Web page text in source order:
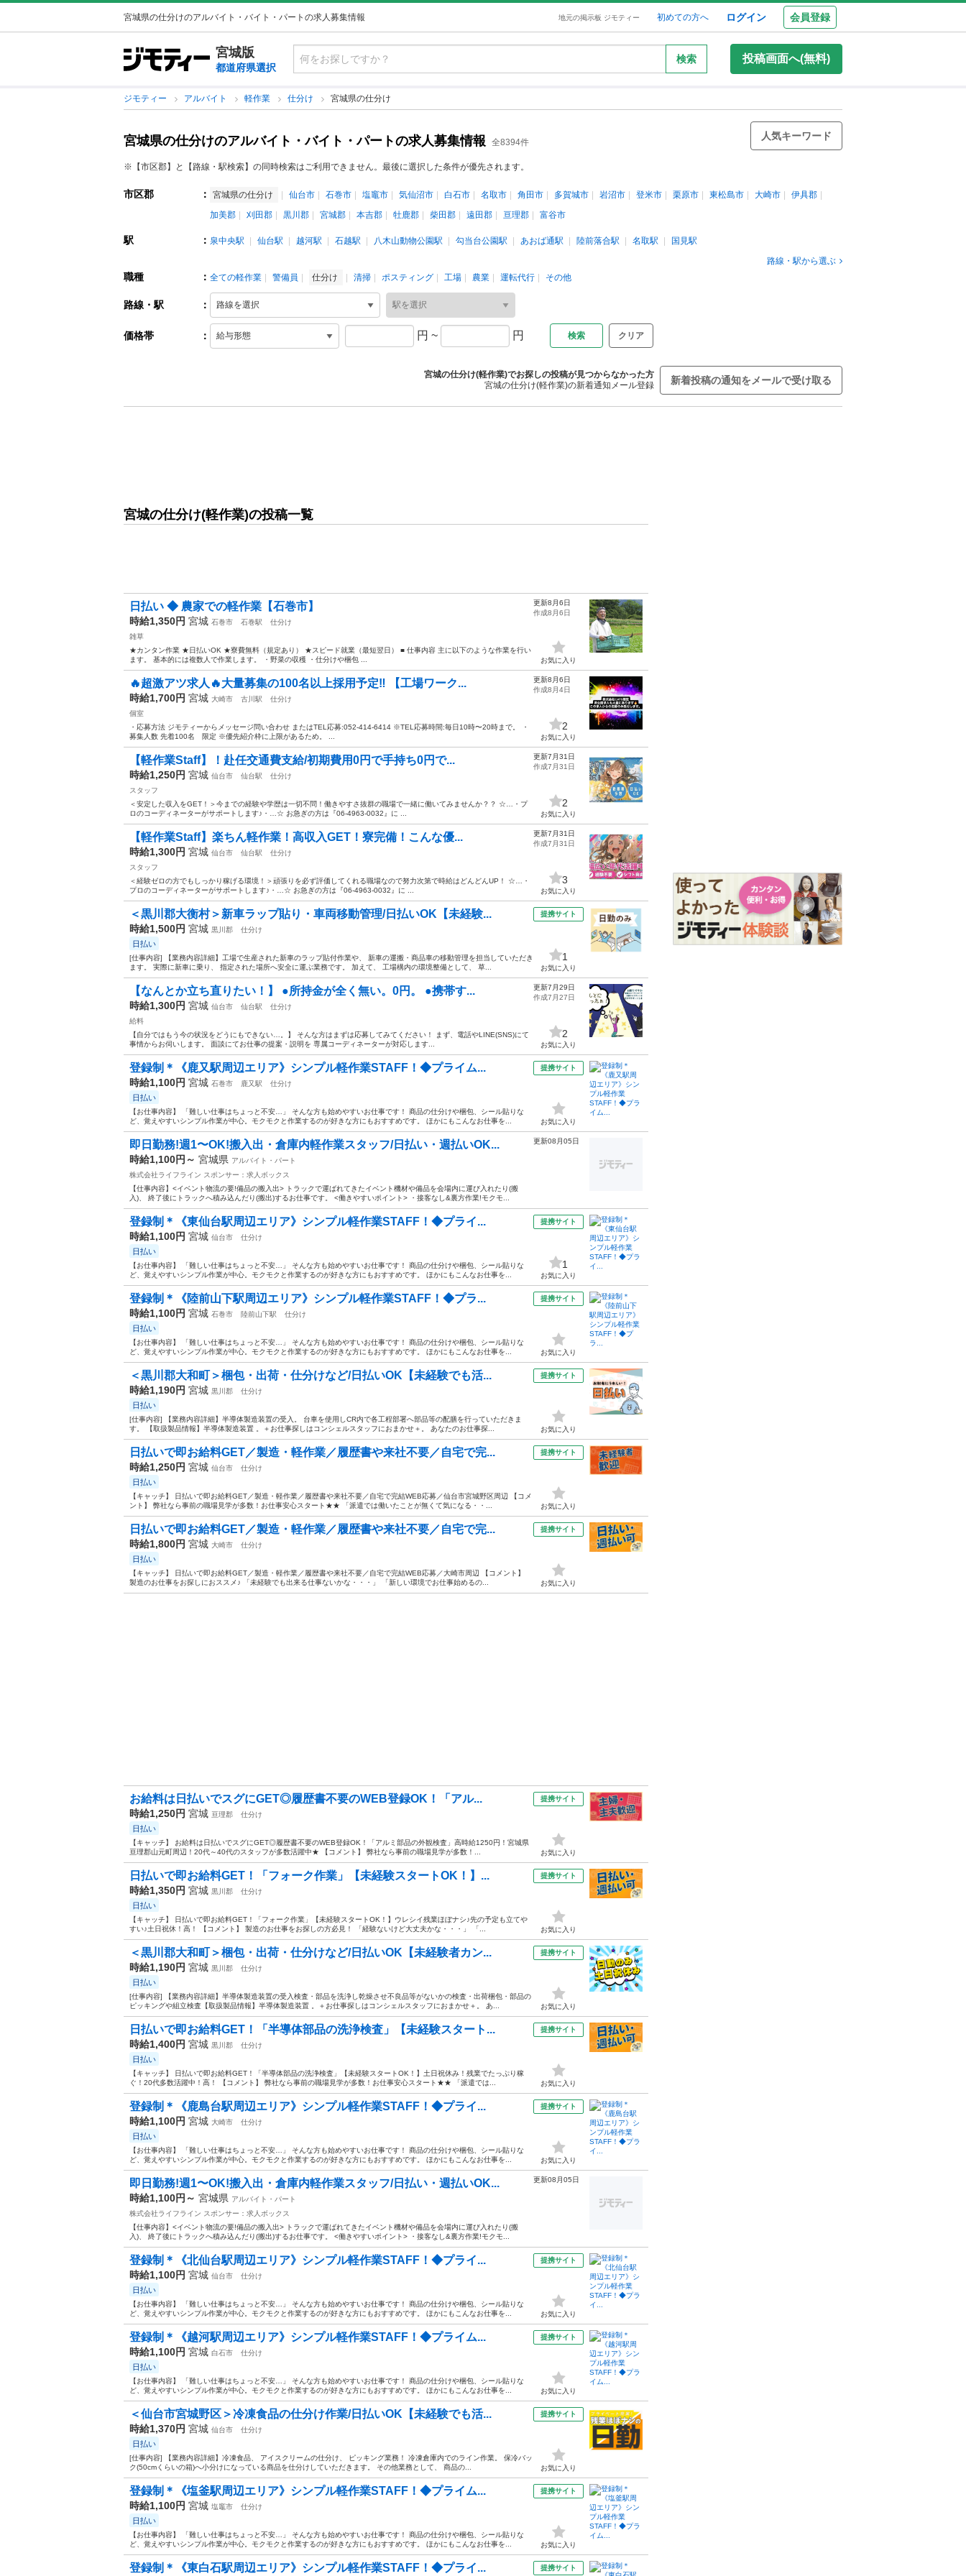
宮城県の仕分けのアルバイト・バイト・パートの求人募集情報 地元の掲示板 ジモティー 初めての方へ ログイン 会員登録
宮城版
都道府県選択
検索 投稿画面へ(無料)
ジモティー アルバイト 軽作業 仕分け 宮城県の仕分け
宮城県の仕分けのアルバイト・バイト・パートの求人募集情報 全8394件
人気キーワード
※【市区郡】と【路線・駅検索】の同時検索はご利用できません。最後に選択した条件が優先されます。
市区郡 ： 宮城県の仕分け 仙台市 石巻市 塩竈市 気仙沼市 白石市 名取市 角田市 多賀城市 岩沼市 登米市 栗原市 東松島市 大崎市
伊具郡
加美郡
刈田郡 黒川郡 宮城郡 本吉郡 牡鹿郡 柴田郡 遠田郡 亘理郡 富谷市
駅 ： 泉中央駅 仙台駅 越河駅 石越駅 八木山動物公園駅 勾当台公園駅 あおば通駅 陸前落合駅 名取駅
国見駅
路線・駅から選ぶ
職種 ： 全ての軽作業 警備員 仕分け 清掃 ポスティング 工場 農業 運転代行 その他
路線・駅 ：
価格帯 ： 円 ~ 円 クリア
宮城の仕分け(軽作業)でお探しの投稿が見つからなかった方
宮城の仕分け(軽作業)の新着通知メール登録
新着投稿の通知をメールで受け取る
宮城の仕分け(軽作業)の投稿一覧
日払い ◆ 農家での軽作業【石巻市】
時給1,350円 宮城 石巻市 石巻駅
仕分け
雑草
★カンタン作業 ★日払いOK ★寮費無料（規定あり） ★スピード就業（最短翌日） ■ 仕事内容 主に以下のような作業を行い
ます。 基本的には複数人で作業します。 ・野菜の収穫 ・仕分けや梱包 ...
更新8月6日
作成8月6日
お気に入り
🔥超激アツ求人🔥大量募集の100名以上採用予定‼️ 【工場ワーク...
時給1,700円 宮城 大崎市 古川駅
仕分け
個室
・応募方法 ジモティーからメッセージ問い合わせ またはTEL応募:052-414-6414 ※TEL応募時間:毎日10時〜20時まで。 ・
募集人数 先着100名 限定 ※優先紹介枠に上限があるため。 ...
更新8月6日
作成8月4日
2
お気に入り
【軽作業Staff】！赴任交通費支給/初期費用0円で手持ち0円で...
時給1,250円 宮城 仙台市 仙台駅
仕分け
スタッフ
＜安定した収入をGET！＞今までの経験や学歴は一切不問！働きやすさ抜群の職場で一緒に働いてみませんか？？ ☆…・プ
ロのコーディネーターがサポートします♪・…☆ お急ぎの方は『06-4963-0032』に ...
更新7月31日
作成7月31日
2
お気に入り
【軽作業Staff】楽ちん軽作業！高収入GET！寮完備！こんな優...
時給1,300円 宮城 仙台市 仙台駅
仕分け
スタッフ
＜経験ゼロの方でもしっかり稼げる環境！＞頑張りを必ず評価してくれる職場なので努力次第で時給はどんどんUP！ ☆…・
プロのコーディネーターがサポートします♪・…☆ お急ぎの方は『06-4963-0032』に ...
更新7月31日
作成7月31日
3
お気に入り
＜黒川郡大衡村＞新車ラップ貼り・車両移動管理/日払いOK【未経験...
時給1,500円 宮城 黒川郡 仕分け
日払い
[仕事内容] 【業務内容詳細】工場で生産された新車のラップ貼付作業や、 新車の運搬・商品車の移動管理を担当していただき
ます。 実際に新車に乗り、 指定された場所へ安全に運ぶ業務です。 加えて、 工場構内の環境整備として、 草...
提携サイト
1
お気に入り
【なんとか立ち直りたい！】 ●所持金が全く無い。0円。 ●携帯す...
時給1,300円 宮城 仙台市 仙台駅
仕分け
給料
【自分ではもう今の状況をどうにもできない…。】 そんな方はまずは応募してみてください！ まず、電話やLINE(SNS)にて
事情からお伺いします。 面談にてお仕事の提案・説明を 専属コーディネーターが対応します...
更新7月29日
作成7月27日
2
お気に入り
登録制＊《鹿又駅周辺エリア》シンプル軽作業STAFF！◆プライム...
時給1,100円 宮城 石巻市 鹿又駅 仕分け
日払い
【お仕事内容】 「難しい仕事はちょっと不安…」 そんな方も始めやすいお仕事です！ 商品の仕分けや梱包、シール貼りな
ど、覚えやすいシンプル作業が中心。モクモクと作業するのが好きな方にもおすすめです。 ほかにもこんなお仕事を...
提携サイト
お気に入り
即日勤務!週1〜OK!搬入出・倉庫内軽作業スタッフ/日払い・週払いOK...
時給1,100円～ 宮城県 アルバイト・パート
株式会社ライフライン スポンサー：求人ボックス
【仕事内容】<イベント物流の要!備品の搬入出> トラックで運ばれてきたイベント機材や備品を会場内に運び入れたり(搬
入)、 終了後にトラックへ積み込んだり(搬出)するお仕事です。 <働きやすいポイント> ・接客なし&裏方作業!モクモ...
更新08月05日
登録制＊《東仙台駅周辺エリア》シンプル軽作業STAFF！◆プライ...
時給1,100円 宮城 仙台市 仕分け
日払い
【お仕事内容】 「難しい仕事はちょっと不安…」 そんな方も始めやすいお仕事です！ 商品の仕分けや梱包、シール貼りな
ど、覚えやすいシンプル作業が中心。モクモクと作業するのが好きな方にもおすすめです。 ほかにもこんなお仕事を...
提携サイト
1
お気に入り
登録制＊《陸前山下駅周辺エリア》シンプル軽作業STAFF！◆プラ...
時給1,100円 宮城 石巻市 陸前山下駅 仕分け
日払い
【お仕事内容】 「難しい仕事はちょっと不安…」 そんな方も始めやすいお仕事です！ 商品の仕分けや梱包、シール貼りな
ど、覚えやすいシンプル作業が中心。モクモクと作業するのが好きな方にもおすすめです。 ほかにもこんなお仕事を...
提携サイト
お気に入り
＜黒川郡大和町＞梱包・出荷・仕分けなど/日払いOK【未経験でも活...
時給1,190円 宮城 黒川郡 仕分け
日払い
[仕事内容] 【業務内容詳細】半導体製造装置の受入。 台車を使用しCR内で各工程部署へ部品等の配膳を行っていただきま
す。 【取扱製品情報】半導体製造装置 。＋お仕事探しはコンシェルスタッフにおまかせ＋。 あなたのお仕事探...
提携サイト
お気に入り
日払いで即お給料GET／製造・軽作業／履歴書や来社不要／自宅で完...
時給1,250円 宮城 仙台市 仕分け
日払い
【キャッチ】 日払いで即お給料GET／製造・軽作業／履歴書や来社不要／自宅で完結WEB応募／仙台市宮城野区周辺 【コメ
ント】 弊社なら事前の職場見学が多数！お仕事安心スタート★★ 「派遣では働いたことが無くて気になる・・...
提携サイト
お気に入り
日払いで即お給料GET／製造・軽作業／履歴書や来社不要／自宅で完...
時給1,800円 宮城 大崎市 仕分け
日払い
【キャッチ】 日払いで即お給料GET／製造・軽作業／履歴書や来社不要／自宅で完結WEB応募／大崎市周辺 【コメント】
製造のお仕事をお探しにおススメ♪ 「未経験でも出来る仕事ないかな・・・」 「新しい環境でお仕事始めるの...
提携サイト
お気に入り
お給料は日払いでスグにGET◎履歴書不要のWEB登録OK！「アル...
時給1,250円 宮城 亘理郡 仕分け
日払い
【キャッチ】 お給料は日払いでスグにGET◎履歴書不要のWEB登録OK！「アルミ部品の外観検査」高時給1250円！宮城県
亘理郡山元町周辺！20代～40代のスタッフが多数活躍中★ 【コメント】 弊社なら事前の職場見学が多数！...
提携サイト
お気に入り
日払いで即お給料GET！「フォーク作業」【未経験スタートOK！】...
時給1,350円 宮城 黒川郡 仕分け
日払い
【キャッチ】 日払いで即お給料GET！「フォーク作業」【未経験スタートOK！】ウレシイ残業ほぼナシ♪先の予定も立てや
すい♪土日祝休！高！ 【コメント】 製造のお仕事をお探しの方必見！ 「経験ないけど大丈夫かな・・・」 「...
提携サイト
お気に入り
＜黒川郡大和町＞梱包・出荷・仕分けなど/日払いOK【未経験者カン...
時給1,190円 宮城 黒川郡 仕分け
日払い
[仕事内容] 【業務内容詳細】半導体製造装置の受入検査・部品を洗浄し乾燥させ不良品等がないかの検査・出荷梱包・部品の
ピッキングや組立検査【取扱製品情報】半導体製造装置 。＋お仕事探しはコンシェルスタッフにおまかせ＋。 あ...
提携サイト
お気に入り
日払いで即お給料GET！「半導体部品の洗浄検査」【未経験スタート...
時給1,400円 宮城 黒川郡 仕分け
日払い
【キャッチ】 日払いで即お給料GET！「半導体部品の洗浄検査」【未経験スタートOK！】土日祝休み！残業でたっぷり稼
ぐ！20代多数活躍中！高！ 【コメント】 弊社なら事前の職場見学が多数！お仕事安心スタート★★ 「派遣では...
提携サイト
お気に入り
登録制＊《鹿島台駅周辺エリア》シンプル軽作業STAFF！◆プライ...
時給1,100円 宮城 大崎市 仕分け
日払い
【お仕事内容】 「難しい仕事はちょっと不安…」 そんな方も始めやすいお仕事です！ 商品の仕分けや梱包、シール貼りな
ど、覚えやすいシンプル作業が中心。モクモクと作業するのが好きな方にもおすすめです。 ほかにもこんなお仕事を...
提携サイト
お気に入り
即日勤務!週1〜OK!搬入出・倉庫内軽作業スタッフ/日払い・週払いOK...
時給1,100円～ 宮城県 アルバイト・パート
株式会社ライフライン スポンサー：求人ボックス
【仕事内容】<イベント物流の要!備品の搬入出> トラックで運ばれてきたイベント機材や備品を会場内に運び入れたり(搬
入)、 終了後にトラックへ積み込んだり(搬出)するお仕事です。 <働きやすいポイント> ・接客なし&裏方作業!モクモ...
更新08月05日
登録制＊《北仙台駅周辺エリア》シンプル軽作業STAFF！◆プライ...
時給1,100円 宮城 仙台市 仕分け
日払い
【お仕事内容】 「難しい仕事はちょっと不安…」 そんな方も始めやすいお仕事です！ 商品の仕分けや梱包、シール貼りな
ど、覚えやすいシンプル作業が中心。モクモクと作業するのが好きな方にもおすすめです。 ほかにもこんなお仕事を...
提携サイト
お気に入り
登録制＊《越河駅周辺エリア》シンプル軽作業STAFF！◆プライム...
時給1,100円 宮城 白石市 仕分け
日払い
【お仕事内容】 「難しい仕事はちょっと不安…」 そんな方も始めやすいお仕事です！ 商品の仕分けや梱包、シール貼りな
ど、覚えやすいシンプル作業が中心。モクモクと作業するのが好きな方にもおすすめです。 ほかにもこんなお仕事を...
提携サイト
お気に入り
＜仙台市宮城野区＞冷凍食品の仕分け作業/日払いOK【未経験でも活...
時給1,370円 宮城 仙台市 仕分け
日払い
[仕事内容] 【業務内容詳細】冷凍食品、 アイスクリームの仕分け、 ピッキング業務！ 冷凍倉庫内でのライン作業。 保冷バッ
ク(50cmくらいの箱)へ小分けになっている商品を仕分けしていただきます。 その他業務として、 商品の...
提携サイト
お気に入り
登録制＊《塩釜駅周辺エリア》シンプル軽作業STAFF！◆プライム...
時給1,100円 宮城 塩竈市 仕分け
日払い
【お仕事内容】 「難しい仕事はちょっと不安…」 そんな方も始めやすいお仕事です！ 商品の仕分けや梱包、シール貼りな
ど、覚えやすいシンプル作業が中心。モクモクと作業するのが好きな方にもおすすめです。 ほかにもこんなお仕事を...
提携サイト
お気に入り
登録制＊《東白石駅周辺エリア》シンプル軽作業STAFF！◆プライ... 提携サイト